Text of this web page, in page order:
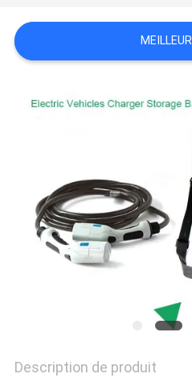
POLICY
Description de produit